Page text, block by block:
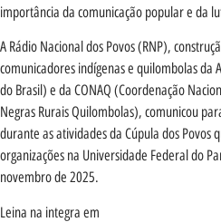
importância da comunicação popular e da
A Rádio Nacional dos Povos (RNP),
comunicadores indígenas e quilombolas da
do Brasil) e da CONAQ (Coordenação
Negras Rurais Quilombolas), comunicou
durante as atividades da Cúpula dos Povos
organizações na Universidade Federal do
novembro de 2025.
Leina na integra em